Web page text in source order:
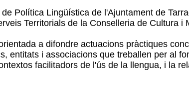
Política Lingüística de l'Ajuntament de
Territorials de la Conselleria de Cultura i
a difondre actuacions pràctiques
entitats i associacions que treballen per al
facilitadors de l'ús de la llengua, i la